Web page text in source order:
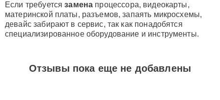
Если требуетсязамена процессора, видеокарты,
материнской платы, разъемов, запаять микросхемы,
девайс забирают в сервис, так как понадобятся
специализированное оборудование и инструменты.
Отзывы пока еще не добавлены